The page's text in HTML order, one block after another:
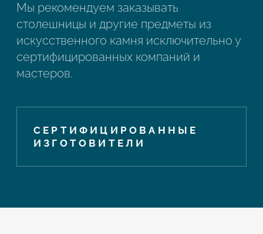
Мы рекомендуем заказывать
столешницы и другие предметы из
искусственного камня исключительно у
сертифицированных компаний и
мастеров.
СЕРТИФИЦИРОВАННЫЕ
ИЗГОТОВИТЕЛИ